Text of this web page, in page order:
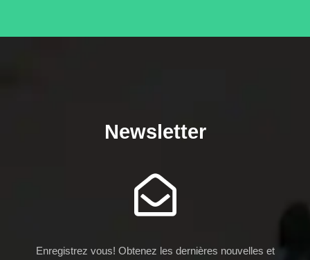
Newsletter
Enregistrez vous! Obtenez les dernières nouvelles et